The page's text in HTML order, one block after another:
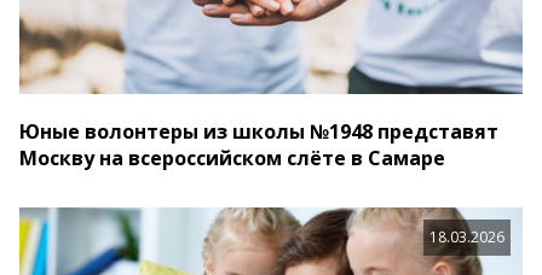
Юные волонтеры из школы №1948 представят
Москву на всероссийском слёте в Самаре
18.03.2026